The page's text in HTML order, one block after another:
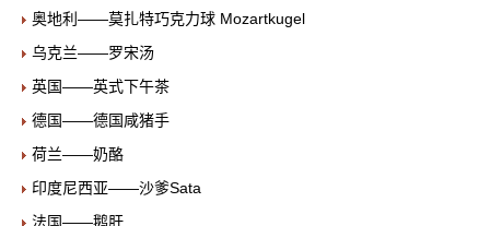
奥地利——莫扎特巧克力球 Mozartkugel
乌克兰——罗宋汤
英国——英式下午茶
德国——德国咸猪手
荷兰——奶酪
印度尼西亚——沙爹Sata
法国——鹅肝